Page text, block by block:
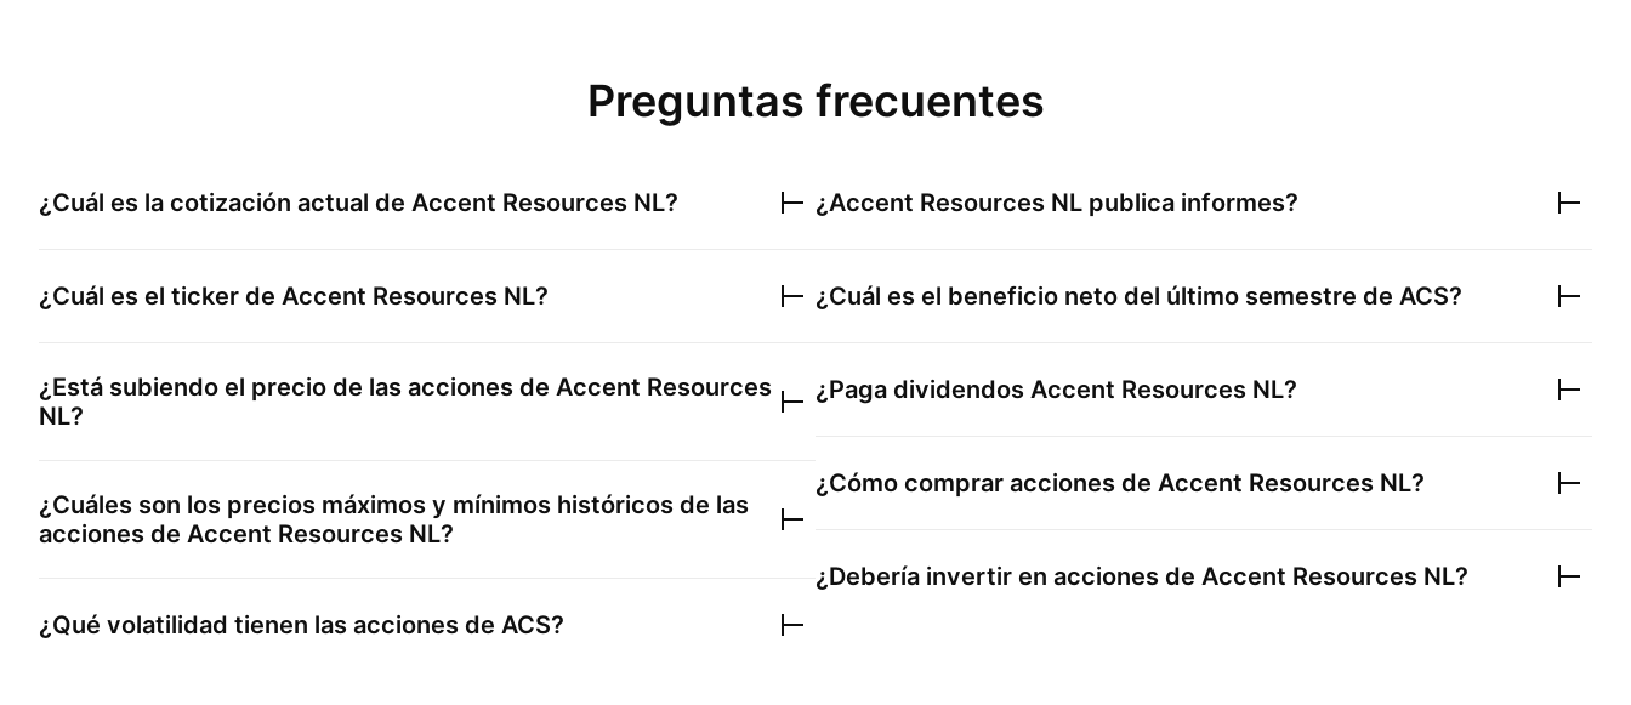
Preguntas frecuentes
¿Cuál es la cotización actual de Accent Resources NL?
¿Cuál es el ticker de Accent Resources NL?
¿Está subiendo el precio de las acciones de Accent Resources
NL?
¿Cuáles son los precios máximos y mínimos históricos de las
acciones de Accent Resources NL?
¿Qué volatilidad tienen las acciones de ACS?
¿Accent Resources NL publica informes?
¿Cuál es el beneficio neto del último semestre de ACS?
¿Paga dividendos Accent Resources NL?
¿Cómo comprar acciones de Accent Resources NL?
¿Debería invertir en acciones de Accent Resources NL?